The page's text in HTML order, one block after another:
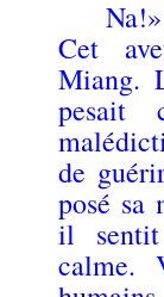
Na!»
Cet
Miang.
pesait
de
posé sa
il
calme.